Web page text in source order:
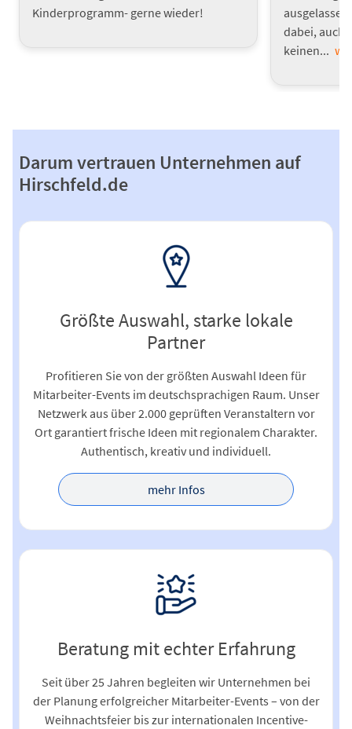
Kinderprogramm- gerne wieder!
dabei, auch
keinen...
Darum vertrauen Unternehmen auf
Hirschfeld.de
Größte Auswahl, starke lokale
Partner
Profitieren Sie von der größten Auswahl Ideen für
Mitarbeiter-Events im deutschsprachigen Raum. Unser
Netzwerk aus über 2.000 geprüften Veranstaltern vor
Ort garantiert frische Ideen mit regionalem Charakter.
Authentisch, kreativ und individuell.
mehr Infos
Beratung mit echter Erfahrung
Seit über 25 Jahren begleiten wir Unternehmen bei
der Planung erfolgreicher Mitarbeiter-Events – von der
Weihnachtsfeier bis zur internationalen Incentive-